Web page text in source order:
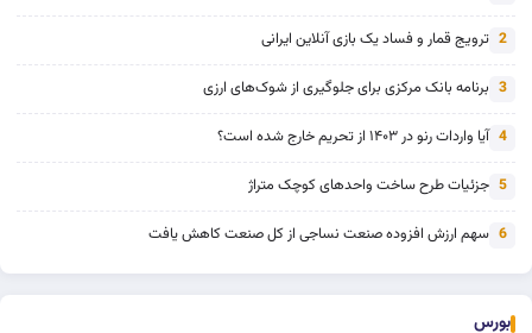
2 ترویج قمار و فساد یک بازی آنلاین ایرانی
3 برنامه بانک مرکزی برای جلوگیری از شوک‌های ارزی
4 آیا واردات رنو در ۱۴۰۳ از تحریم خارج شده است؟
5 جزئیات طرح ساخت واحدهای کوچک متراژ
6 سهم ارزش افزوده صنعت نساجی از کل صنعت کاهش یافت
بورس